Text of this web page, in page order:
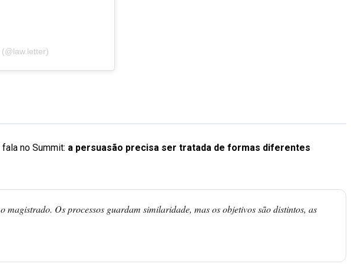
no Summit: a persuasão precisa ser tratada de formas diferentes
Os processos guardam similaridade, mas os objetivos são distintos, as